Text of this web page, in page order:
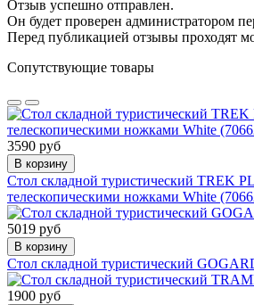
Отзыв успешно отправлен.
Он будет проверен администратором
Перед публикацией отзывы проходят
Сопутствующие товары
3590 руб
В корзину
Стол складной туристический TREK
телескопическими ножками White
5019 руб
В корзину
Стол складной туристический
1900 руб